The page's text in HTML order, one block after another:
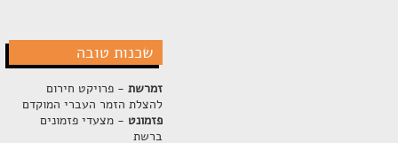
שכנות טובה
זמרשת- פרויקט חירום
להצלת הזמר העברי המוקדם
פזמונט - מצעדי פזמונים
ברשת